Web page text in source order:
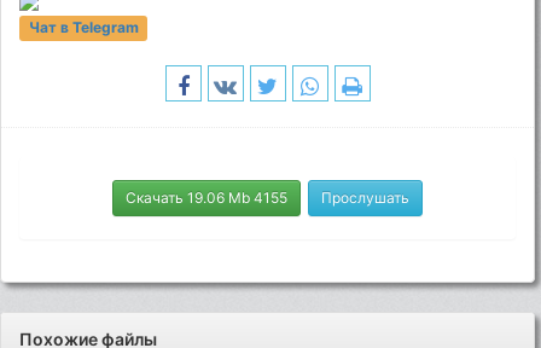
Чат в Telegram
Скачать 19.06 Mb 4155 Прослушать
Похожие файлы